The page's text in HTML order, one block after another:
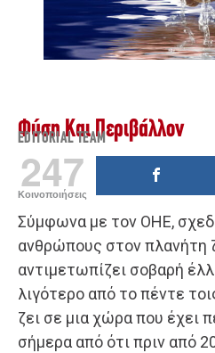
Φύση Και Περιβάλλον
EDITORIAL TEAM
247
Κοινοποιήσεις
Σύμφωνα με τον ΟΗΕ,
ανθρώπους στον πλανήτη
αντιμετωπίζει σοβαρή
λιγότερο από το πέντε
ζει σε μια χώρα που έχει
σήμερα από ότι πριν από